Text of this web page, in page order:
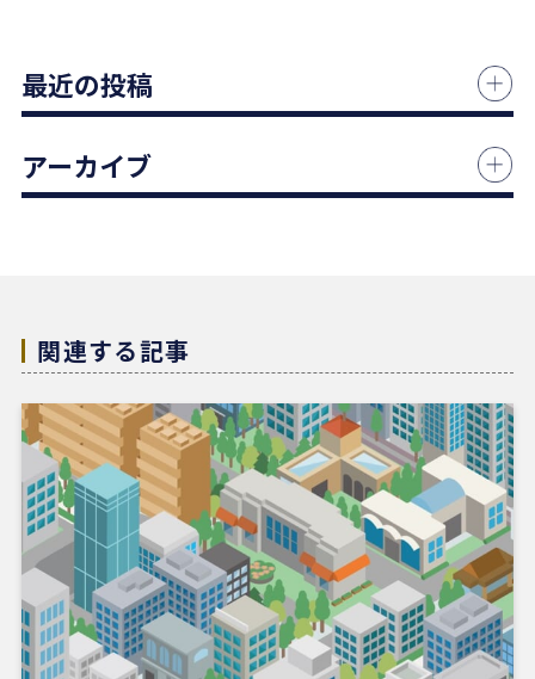
担当の志水様は、ベテランならではの豊富な知識で
市場動向や適正価格を丁寧に解説してくださり、終
何より素晴らしいと感じたのは、情報の囲い込み等
を一切行わないという徹底した透明性です。この誠
ています。知人にも自信を持って紹介できる不動産
会社様です。
4 か月前
REDSは、自分でSUUMOなどを使って物件検索がで
きる人にはおすすめだと感じました。
他の不動産会社にも行きましたが、こちらの希望に
寄り添うというより、不動産会社側が売りたい物件
を勧められているように感じることもありました。
その点、REDSは自分で見つけた物件を軸に進めや
最近の投稿
アーカイブ
関連する記事